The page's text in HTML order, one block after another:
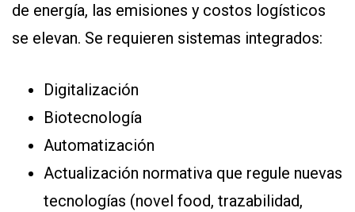
de energía, las emisiones y costos logísticos
se elevan. Se requieren sistemas integrados:
Digitalización
Biotecnología
Automatización
Actualización normativa que regule nuevas
tecnologías (novel food, trazabilidad,